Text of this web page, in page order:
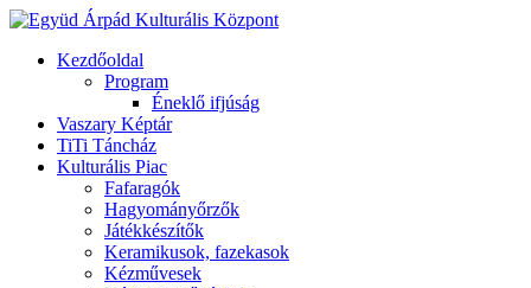
Kezdőoldal
Program
Éneklő ifjúság
Vaszary Képtár
TiTi Táncház
Kulturális Piac
Fafaragók
Hagyományőrzők
Játékkészítők
Keramikusok, fazekasok
Kézművesek